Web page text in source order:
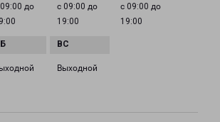
до
с 09:00 до
19:00
с 09:00 до
19:00
Выходной